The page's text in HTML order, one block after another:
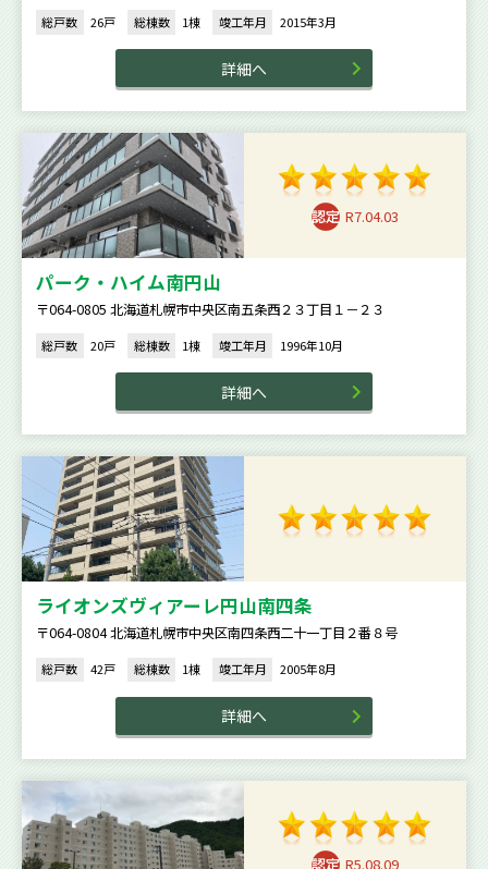
総戸数 26戸 総棟数 1棟 竣工年月 2015年3月
詳細へ
R7.04.03
パーク・ハイム南円山
〒064-0805 北海道札幌市中央区南五条西２３丁目１－２３
総戸数 20戸 総棟数 1棟 竣工年月 1996年10月
詳細へ
ライオンズヴィアーレ円山南四条
〒064-0804 北海道札幌市中央区南四条西二十一丁目２番８号
総戸数 42戸 総棟数 1棟 竣工年月 2005年8月
詳細へ
R5.08.09